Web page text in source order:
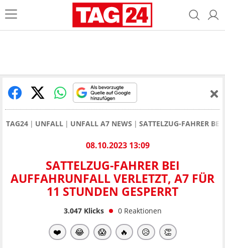
TAG24 UNFALL UNFALL A7 NEWS SATTELZUG-FAHRER
08.10.2023 13:09
SATTELZUG-FAHRER BEI
AUFFAHRUNFALL VERLETZT, A7 FÜR
11 STUNDEN GESPERRT
3.047Klicks 0 Reaktionen
❤️ 😂 😱 🔥 😥 👏